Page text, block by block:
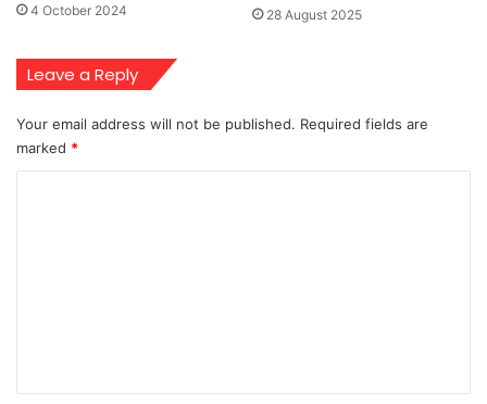
4 October 2024 28 August 2025
Leave a Reply
Your email address will not be published. Required fields are
marked *